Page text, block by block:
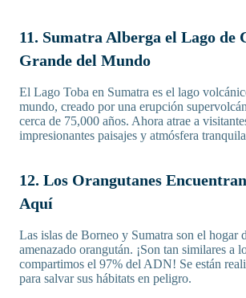
11. Sumatra Alberga el Lago de
Grande del Mundo
El Lago Toba en Sumatra es el lago
mundo, creado por una erupción
cerca de 75,000 años. Ahora atrae a
impresionantes paisajes y atmósfera
12. Los Orangutanes
Aquí
Las islas de Borneo y Sumatra son el hogar
amenazado orangután. ¡Son tan similares a
compartimos el 97% del ADN! Se están
para salvar sus hábitats en peligro.